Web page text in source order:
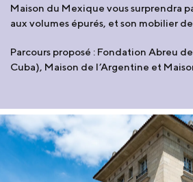
Maison du Mexique vous surprendra
aux volumes épurés, et son mobilier
Parcours proposé : Fondation Abreu
Cuba), Maison de l’Argentine et